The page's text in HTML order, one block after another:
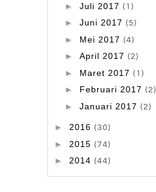
► Juli 2017 (1)
► Juni 2017 (5)
► Mei 2017 (4)
► April 2017 (2)
► Maret 2017 (1)
► Februari 2017 (2)
► Januari 2017 (2)
► 2016 (30)
► 2015 (74)
► 2014 (44)